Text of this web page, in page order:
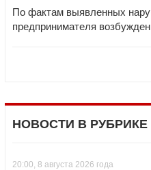
По фактам выявленных
предпринимателя
НОВОСТИ В РУБРИКЕ
20:00, 8 августа 2026 года